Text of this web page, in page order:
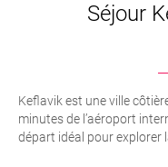
Séjour
Keflavik est une ville
minutes de l’aéroport
départ idéal pour explorer